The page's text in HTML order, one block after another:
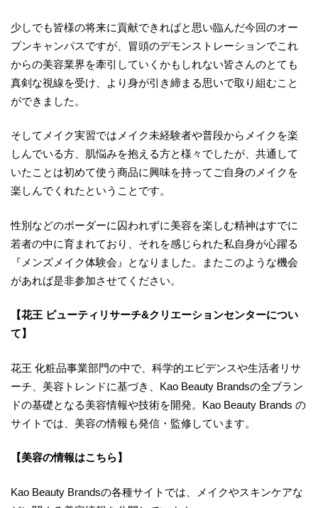
少しでも皆様の将来に貢献できればと思い臨んだ今回のオー
プンキャンパスですが、冒頭のデモンストレーションでこれ
からの美容業界を牽引していくかもしれない皆さんのとても
真剣な視線を受け、より身が引き締まる思いで取り組むこと
ができました。
そしてメイク実習ではメイク未経験者や普段からメイクを楽
しんでいる方、肌悩みを抱える方と様々でしたが、共通して
いたことは初めて使う商品に興味を持ってご自身のメイクを
楽しんでくれたということです。
性別などのボーダーに囚われずに美容を楽しむ精神はすでに
若者の中に育まれており、それを感じられた私自身が心躍る
『メンズメイク体験会』となりました。またこのような機会
があれば是非参加させてください。
【花王 ビューティリサーチ&クリエーションセンターについ
て】
花王 化粧品事業部門の中で、科学的エビデンスや生活者リサ
ーチ、美容トレンドに基づき、Kao Beauty Brandsの全ブラン
ドの基礎となる美容情報や技術を開発。Kao Beauty Brands の
サイトでは、美容の情報も発信・監修しています。
【美容の情報はこちら】
Kao Beauty Brandsの各種サイトでは、メイクやスキンケアな